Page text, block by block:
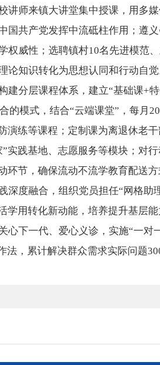
讲师来镇大讲堂集中授课，用多
共产党发挥中流砥柱作用；遵
威性；选聘镇村10名先进模范
知识转化为思想认同和行动自觉
分层课程体系，建立“基础课+
的模式，结合“云端课堂”，每月
演练等课程；定制课为离退休老
践基地、志愿服务等模块；对
节，确保流动不流学教育配送方
度融合，组织党员担任“网格助
学用转化新动能，培养提升基层
下一代、爱心义诊，实施“一对
，累计解决群众需求实际问题